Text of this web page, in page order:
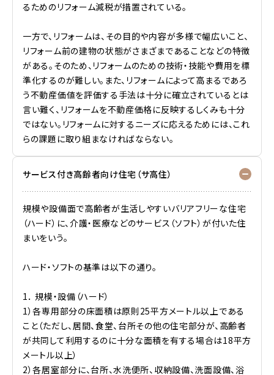
るためのリフォーム減税が措置されている。
一方で、リフォームは、その目的や内容が多様で幅広いこと、
リフォーム前の建物の状態がさまざまであることなどの特徴
がある。そのため、リフォームのための技術・技能や費用を標
準化するのが難しい。また、リフォームによって高まるであろ
う不動産価値を評価する手法は十分に確立されているとは
言い難く、リフォームを不動産価格に反映するしくみも十分
ではない。リフォームに対するニーズに応えるためには、これ
らの課題に取り組まなければならない。
サービス付き高齢者向け住宅（サ高住）
規模や設備面で高齢者が生活しやすいバリアフリーな住宅
（ハード）に、介護・医療などのサービス（ソフト）が付いた住
まいをいう。
ハード・ソフトの基準は以下の通り。
1． 規模・設備（ハード）
1）各専用部分の床面積は原則25平方メートル以上である
こと（ただし、居間、食堂、台所その他の住宅部分が、高齢者
が共同して利用するのに十分な面積を有する場合は18平方
メートル以上）
2）各居室部分に、台所、水洗便所、収納設備、洗面設備、浴